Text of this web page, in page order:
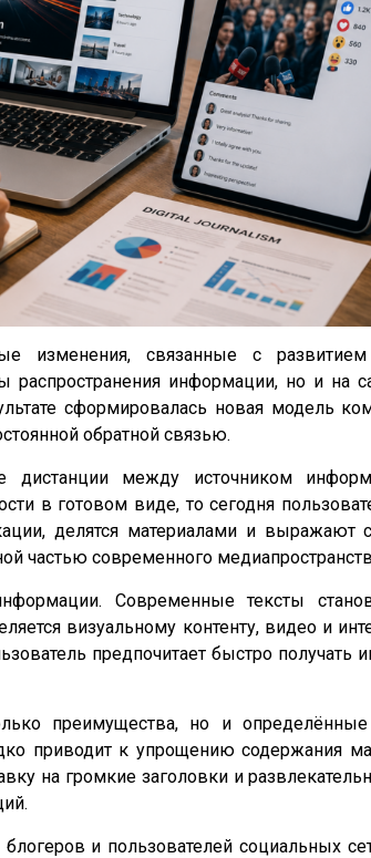
изменения, связанные с
распространения информации, но и на
сформировалась новая модель
обратной связью.
дистанции между источником
в готовом виде, то сегодня
делятся материалами и выражают
частью современного
Современные тексты
визуальному контенту, видео и
предпочитает быстро получать
преимущества, но и
приводит к упрощению содержания
на громкие заголовки и
и пользователей социальных